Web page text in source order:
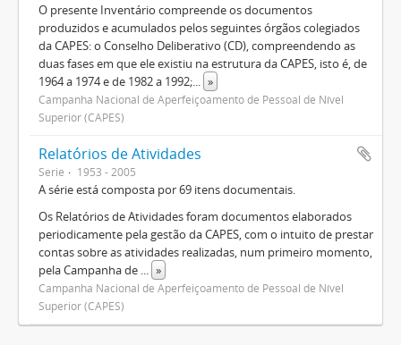
O presente Inventário compreende os documentos
produzidos e acumulados pelos seguintes órgãos colegiados
da CAPES: o Conselho Deliberativo (CD), compreendendo as
duas fases em que ele existiu na estrutura da CAPES, isto é, de
1964 a 1974 e de 1982 a 1992;... »
Campanha Nacional de Aperfeiçoamento de Pessoal de Nível
Superior (CAPES)
Relatórios de Atividades
Serie 1953 - 2005
A série está composta por 69 itens documentais.
Os Relatórios de Atividades foram documentos elaborados
periodicamente pela gestão da CAPES, com o intuito de prestar
contas sobre as atividades realizadas, num primeiro momento,
pela Campanha de ... »
Campanha Nacional de Aperfeiçoamento de Pessoal de Nível
Superior (CAPES)